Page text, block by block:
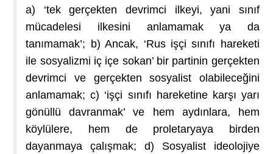
a) ‘tek gerçekten devrimci ilkeyi, yani sınıf
mücadelesi ilkesini anlamamak ya da
tanımamak’; b) Ancak, ‘Rus işçi sınıfı hareketi
ile sosyalizmi iç içe sokan’ bir partinin gerçekten
devrimci ve gerçekten sosyalist olabileceğini
anlamamak; c) ‘işçi sınıfı hareketine karşı yarı
gönüllü davranmak’ ve hem aydınlara, hem
köylülere, hem de proletaryaya birden
dayanmaya çalışmak; d) Sosyalist ideolojiye